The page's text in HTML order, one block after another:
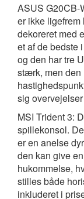
ASUS G20CB-
er ikke
dekoreret med
et af de bedste
og den har tre
stærk, men den
sig
MSI Trident 3:
spillekonsol.
er en anelse
den kan give
hukommelse,
stilles både
inkluderet i